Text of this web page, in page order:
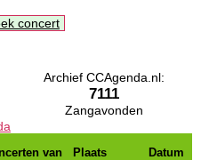
concert
Archief CCAgenda.nl:
7111
Zangavonden
van Plaats Datum